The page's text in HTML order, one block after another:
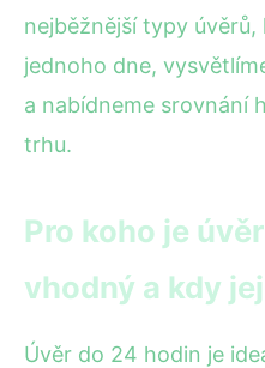
nejběžnější typy
jednoho dne,
a nabídneme srovnání
trhu.
Pro koho je
vhodný a kdy
Úvěr do 24 hodin je